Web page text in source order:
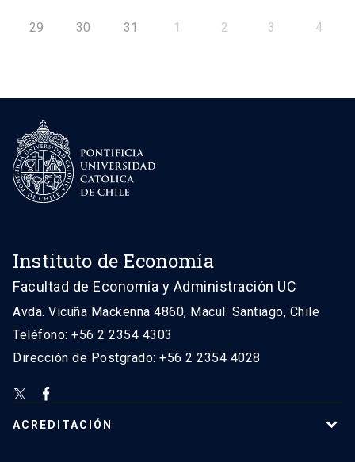
29 30 31 1 2 3 4
Instituto de Economía
Facultad de Economía y Administración UC
Avda. Vicuña Mackenna 4860, Macul. Santiago, Chile
Teléfono: +56 2 2354 4303
Dirección de Postgrado: +56 2 2354 4028
ACREDITACIÓN